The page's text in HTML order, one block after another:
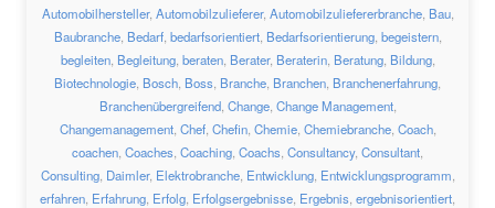
Automobilhersteller, Automobilzulieferer, Automobilzuliefererbranche, Bau,
Baubranche, Bedarf, bedarfsorientiert, Bedarfsorientierung, begeistern,
begleiten, Begleitung, beraten, Berater, Beraterin, Beratung, Bildung,
Biotechnologie Bosch Boss Branche Branchen Branchenerfahrung
Branchenübergreifend, Change, Change Management,
Changemanagement, Chef, Chefin, Chemie, Chemiebranche, Coach,
coachen Coaches Coaching Coachs Consultancy, Consultant
Consulting, Daimler, Elektrobranche, Entwicklung, Entwicklungsprogramm
erfahren Erfahrung Erfolg Erfolgsergebnisse Ergebnis ergebnisorientiert